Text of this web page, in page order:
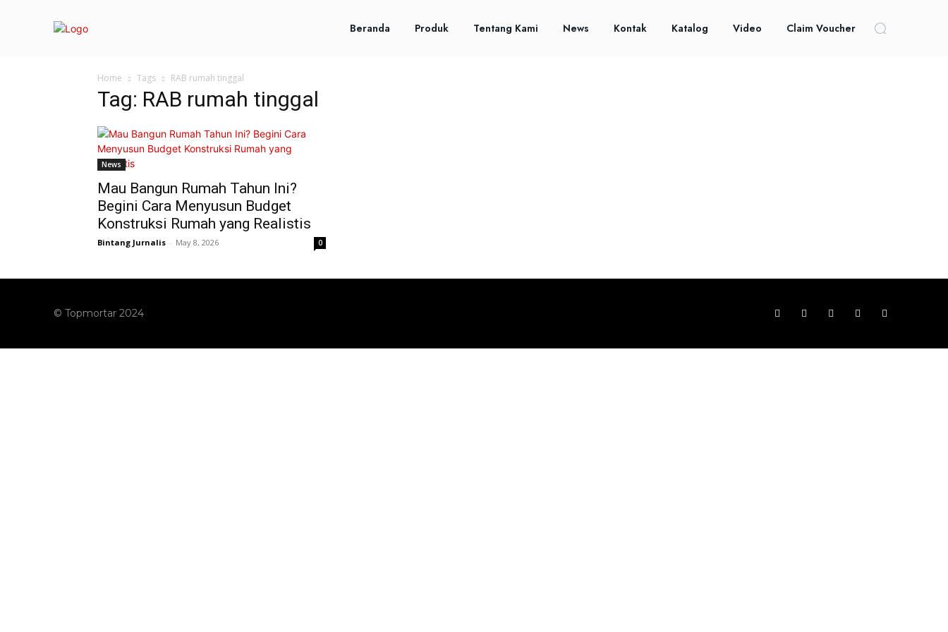
Beranda Produk Tentang Kami News Kontak Katalog Video Claim Voucher
Home Tags RAB rumah tinggal
Tag: RAB rumah tinggal
News
Mau Bangun Rumah Tahun Ini?
Begini Cara Menyusun Budget
Konstruksi Rumah yang Realistis
Bintang Jurnalis - May 8, 2026 0
© Topmortar 2024